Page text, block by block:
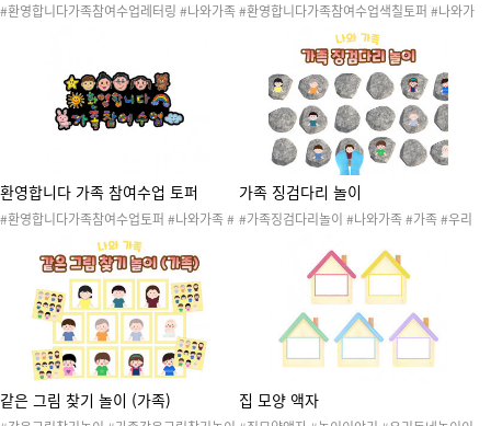
#환영합니다가족참여수업레터링 #나와가족
여수업행사 #참여수업레터링 #레터링 #환경
구성 #참여수업환경구성
#환영합니다가족참여수업색칠토퍼 #나와가
족 #가족 #가족참여수업 #여자가족참여수업
#남자가족참여수업 #가정의달 #참여수업 #
참여수업행사 #참여수업토퍼 #색칠도안
환영합니다 가족 참여수업 토퍼
#환영합니다가족참여수업토퍼 #나와가족 #
가족 #가족참여수업 #여자가족참여수업 #남
자가족참여수업 #가정의달 #참여수업 #참여
수업행사 #참여수업토퍼
가족 징검다리 놀이
#가족징검다리놀이 #나와가족 #가족 #우리
족도안 #징검다리 #나와가족징검다리 #가족
징검다리 #징검다리놀이 #나와가족징검다리
놀이 #가족징검다리놀이
같은 그림 찾기 놀이 (가족) 집 모양 액자